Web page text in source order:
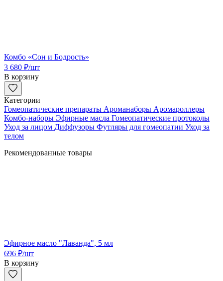
Комбо «Сон и Бодрость»
3 680 ₽/шт
В корзину
Категории
Гомеопатические препараты Ароманаборы Аромароллеры
Комбо-наборы Эфирные масла Гомеопатические протоколы
Уход за лицом Диффузоры Футляры для гомеопатии Уход за
телом
Рекомендованные товары
Эфирное масло "Лаванда", 5 мл
696 ₽/шт
В корзину